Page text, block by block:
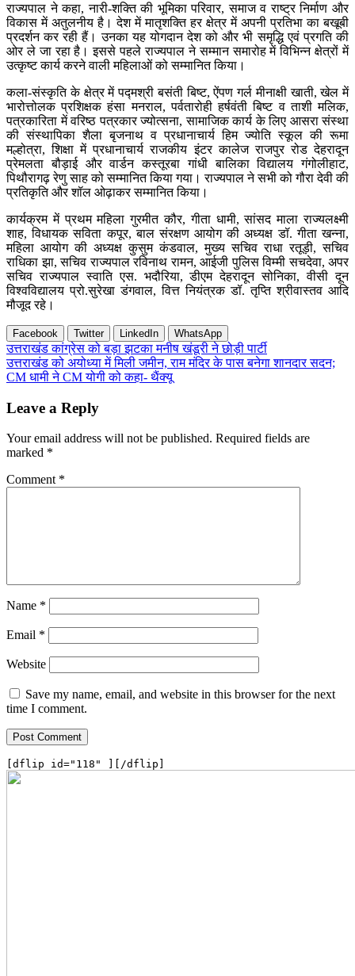
राज्यपाल ने कहा, नारी-शक्ति की भूमिका परिवार, समाज व राष्ट्र निर्माण और
विकास में अतुलनीय है। देश में मातृशक्ति हर क्षेत्र में अपनी प्रतिभा का बखूबी
प्रदर्शन कर रही हैं। उनका यह योगदान देश को और भी समृद्धि एवं प्रगति की
ओर ले जा रहा है। इससे पहले राज्यपाल ने सम्मान समारोह में विभिन्न क्षेत्रों में
उत्कृष्ट कार्य करने वाली महिलाओं को सम्मानित किया।
कला-संस्कृति के क्षेत्र में पद्मश्री बसंती बिष्ट, ऐंपण गर्ल मीनाक्षी खाती, खेल में
भारोत्तोलक प्रशिक्षक हंसा मनराल, पर्वतारोही हर्षवंती बिष्ट व ताशी मलिक,
पत्रकारिता में वरिष्ठ पत्रकार ज्योत्सना, सामाजिक कार्य के लिए आसरा संस्था
की संस्थापिका शैला बृजनाथ व प्रधानाचार्य हिम ज्योति स्कूल की रूमा
मल्होत्रा, शिक्षा में प्रधानाचार्य राजकीय इंटर कालेज राजपुर रोड देहरादून
प्रेमलता बौड़ाई और वार्डन कस्तूरबा गांधी बालिका विद्यालय गंगोलीहाट,
पिथौरागढ़ रेणु साह को सम्मानित किया गया। राज्यपाल ने सभी को गौरा देवी की
प्रतिकृति और शॉल ओढ़ाकर सम्मानित किया।
कार्यक्रम में प्रथम महिला गुरमीत कौर, गीता धामी, सांसद माला राज्यलक्ष्मी
शाह, विधायक सविता कपूर, बाल संरक्षण आयोग की अध्यक्ष डॉ. गीता खन्ना,
महिला आयोग की अध्यक्ष कुसुम कंडवाल, मुख्य सचिव राधा रतूड़ी, सचिव
राधिका झा, सचिव राज्यपाल रविनाथ रामन, आईजी पुलिस विम्मी सचदेवा, अपर
सचिव राज्यपाल स्वाति एस. भदौरिया, डीएम देहरादून सोनिका, वीसी दून
विश्वविद्यालय प्रो.सुरेखा डंगवाल, वित्त नियंत्रक डॉ. तृप्ति श्रीवास्तव आदि
मौजूद रहे।
Facebook Twitter LinkedIn WhatsApp
Post
navigation
उत्तराखंड कांग्रेस को बड़ा झटका मनीष खंडूरी ने छोड़ी पार्टी
उत्तराखंड को अयोध्या में मिली जमीन, राम मंदिर के पास बनेगा शानदार सदन;
CM धामी ने CM योगी को कहा- थैंक्यू
Leave a Reply
Your email address will not be published. Required fields are
marked *
Comment *
Name *
Email *
Website
Save my name, email, and website in this browser for the next
time I comment.
[dflip id="118" ][/dflip]